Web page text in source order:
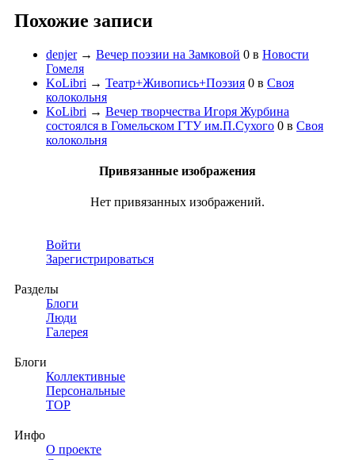
Похожие записи
denjer→ Вечер поэзии на Замковой 0 в Новости
Гомеля
KoLibri → Театр+Живопись+Поэзия 0 в Своя
колокольня
KoLibri → Вечер творчества Игоря Журбина
состоялся в Гомельском ГТУ им.П.Сухого 0 в Своя
колокольня
Привязанные изображения
Нет привязанных изображений.
Войти
Зарегистрироваться
Разделы
Блоги
Люди
Галерея
Блоги
Коллективные
Персональные
TOP
Инфо
О проекте